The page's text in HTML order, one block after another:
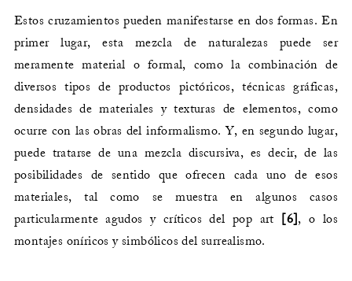
Estos cruzamientos pueden manifestarse en dos formas. En
primer lugar, esta mezcla de naturalezas puede ser
meramente material o formal, como la combinación de
diversos tipos de productos pictóricos, técnicas gráficas,
densidades de materiales y texturas de elementos, como
ocurre con las obras del informalismo. Y, en segundo lugar,
puede tratarse de una mezcla discursiva, es decir, de las
posibilidades de sentido que ofrecen cada uno de esos
materiales, tal como se muestra en algunos casos
particularmente agudos y críticos del pop art
[6] , o los
montajes oníricos y simbólicos del surrealismo.